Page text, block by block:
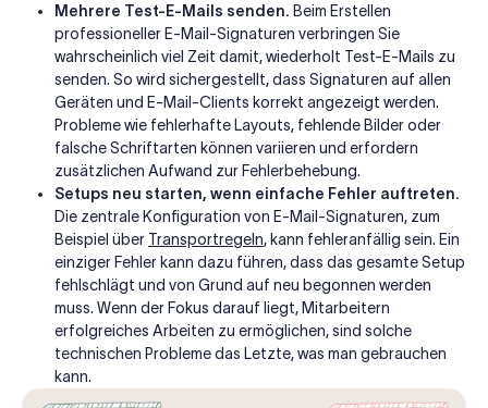
Mehrere Test-E-Mails senden. Beim Erstellen
professioneller E-Mail-Signaturen verbringen Sie
wahrscheinlich viel Zeit damit, wiederholt Test-E-Mails zu
senden. So wird sichergestellt, dass Signaturen auf allen
Geräten und E-Mail-Clients korrekt angezeigt werden.
Probleme wie fehlerhafte Layouts, fehlende Bilder oder
falsche Schriftarten können variieren und erfordern
zusätzlichen Aufwand zur Fehlerbehebung.
Setups neu starten, wenn einfache Fehler auftreten.
Die zentrale Konfiguration von E-Mail-Signaturen, zum
Beispiel über Transportregeln, kann fehleranfällig sein. Ein
einziger Fehler kann dazu führen, dass das gesamte Setup
fehlschlägt und von Grund auf neu begonnen werden
muss. Wenn der Fokus darauf liegt, Mitarbeitern
erfolgreiches Arbeiten zu ermöglichen, sind solche
technischen Probleme das Letzte, was man gebrauchen
kann.